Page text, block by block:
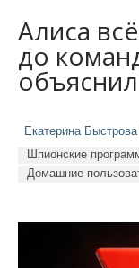
Алиса
до
Екатерина Быстрова
Шпионские
Домашние